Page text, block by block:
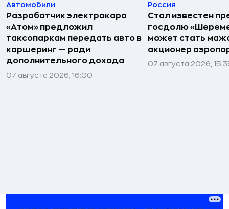
Автомобили
Разработчик электрокара
«Атом» предложил
таксопаркам передать авто в
каршеринг — ради
дополнительного дохода
07 августа 2026, 16:00
Россия
Стал известен
госдолю
может стать
акционер
07 августа 2026,